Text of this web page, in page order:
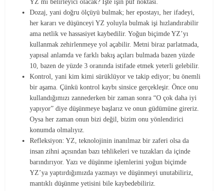
YZ mı belirleyici olacak? İşte işin püf noktası.
Dozaj, yani doğru ölçüyü bulmak; her epostayı, her ifadeyi,
her kararı ve düşünceyi YZ yoluyla bulmak işi hızlandırabilir
ama netlik ve hassasiyet kaybedilir. Yoğun biçimde YZ’yı
kullanmak zehirlenmeye yol açabilir. Metni biraz parlatmada,
yapısal anlamda ve farklı bakış açıları bulmada bazen yüzde
10, bazen de yüzde 3 oranında istifade etmek yeterli gelebilir.
Kontrol, yani kim kimi sürüklüyor ve takip ediyor; bu önemli
bir aşama. Çünkü kontrol kaybı sinsice gerçekleşir. Önce onu
kullandığımızı zannederken bir zaman sonra “O çok daha iyi
yapıyor” diye düşünmeye başlarız ve onun güdümüne gireriz.
Oysa her zaman onun bizi değil, bizim onu yönlendirici
konumda olmalıyız.
Refleksiyon: YZ, teknolojinin inanılmaz bir zaferi olsa da
insan zihni açısından bazı tehlikeleri ve tuzakları da içinde
barındırıyor. Yazı ve düşünme işlemlerini yoğun biçimde
YZ’ya yaptırdığımızda yazmayı ve düşünmeyi unutabiliriz,
mantıklı düşünme yetisini bile kaybedebiliriz.